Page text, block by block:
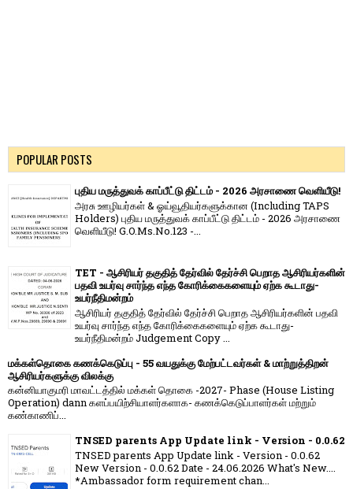
POPULAR POSTS
புதிய மருத்துவக் காப்பீட்டு திட்டம் - 2026 அரசாணை வெளியீடு!
அரசு ஊழியர்கள் & ஓய்வூதியர்களுக்கான (Including TAPS
Holders) புதிய மருத்துவக் காப்பீட்டு திட்டம் - 2026 அரசாணை
வெளியீடு! G.O.Ms.No.123 -...
TET - ஆசிரியர் தகுதித் தேர்வில் தேர்ச்சி பெறாத ஆசிரியர்களின்
பதவி உயர்வு சார்ந்த எந்த கோரிக்கைகளையும் ஏற்க கூடாது-
உயர்நீதிமன்றம்
ஆசிரியர் தகுதித் தேர்வில் தேர்ச்சி பெறாத ஆசிரியர்களின் பதவி
உயர்வு சார்ந்த எந்த கோரிக்கைகளையும் ஏற்க கூடாது-
உயர்நீதிமன்றம் Judgement Copy ...
மக்கள்தொகை கணக்கெடுப்பு - 55 வயதுக்கு மேற்பட்டவர்கள் & மாற்றுத்திறன்
ஆசிரியர்களுக்கு விலக்கு
கன்னியாகுமரி மாவட்டத்தில் மக்கள் தொகை -2027- Phase (House Listing
Operation) dann களப்பயிற்சியாளர்களாக- கணக்கெடுப்பாளர்கள் மற்றும்
கண்காணிப்...
TNSED parents App Update link - Version - 0.0.62
TNSED parents App Update link - Version - 0.0.62
New Version - 0.0.62 Date - 24.06.2026 What's New....
*Ambassador form requirement chan...